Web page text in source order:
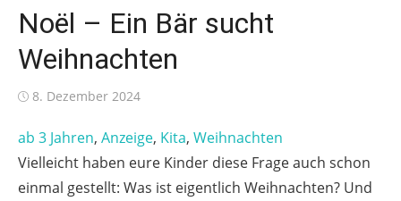
Noël – Ein Bär sucht
Weihnachten
Posted
8. Dezember 2024
ab 3 Jahren, Anzeige, Kita, Weihnachten
Vielleicht haben eure Kinder diese Frage auch schon
einmal gestellt: Was ist eigentlich Weihnachten? Und